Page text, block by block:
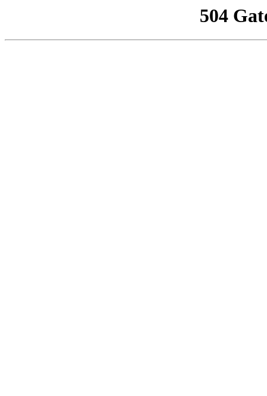
504